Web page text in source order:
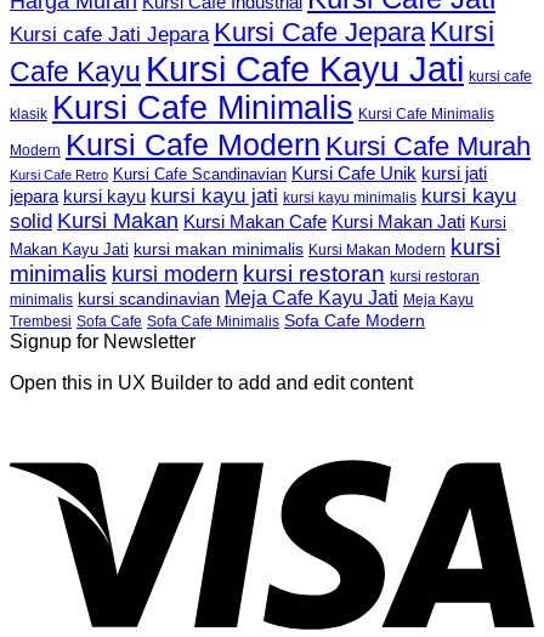
Kursi cafe Jati Jepara Kursi Cafe Jepara Kursi
Cafe Kayu Kursi Cafe Kayu Jati kursi cafe
klasik Kursi Cafe Minimalis Kursi Cafe Minimalis
Modern Kursi Cafe Modern Kursi Cafe Murah
Kursi Cafe Retro Kursi Cafe Scandinavian Kursi Cafe Unik kursi jati
jepara kursi kayu kursi kayu jati kursi kayu minimalis kursi kayu
solid Kursi Makan Kursi Makan Cafe Kursi Makan Jati Kursi
Makan Kayu Jati kursi makan minimalis Kursi Makan Modern kursi
minimalis kursi modern kursi restoran kursi restoran
minimalis kursi scandinavian Meja Cafe Kayu Jati Meja Kayu
Trembesi Sofa Cafe Sofa Cafe Minimalis Sofa Cafe Modern
Signup for Newsletter
Open this in UX Builder to add and edit content